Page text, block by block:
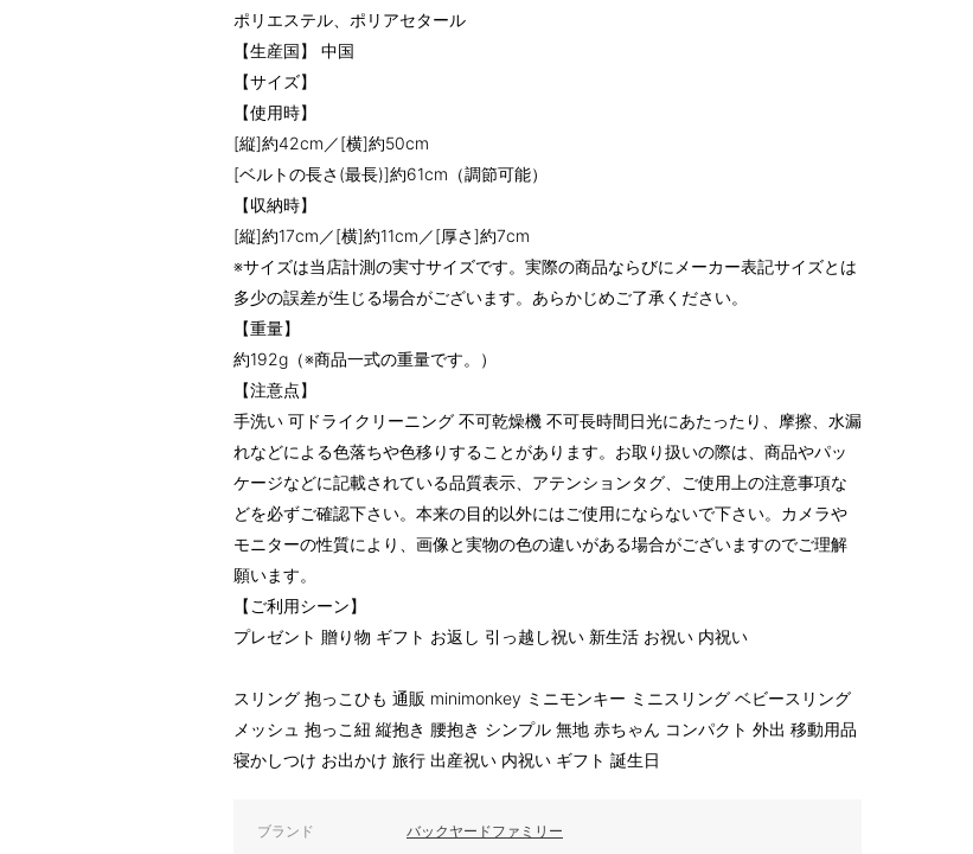
ポリエステル、ポリアセタール
【生産国】 中国
【サイズ】
【使用時】
[縦]約42cm／[横]約50cm
[ベルトの長さ(最長)]約61cm（調節可能）
【収納時】
[縦]約17cm／[横]約11cm／[厚さ]約7cm
※サイズは当店計測の実寸サイズです。実際の商品ならびにメーカー表記サイズとは
多少の誤差が生じる場合がございます。あらかじめご了承ください。
【重量】
約192g（※商品一式の重量です。）
【注意点】
手洗い 可ドライクリーニング 不可乾燥機 不可長時間日光にあたったり、摩擦、水漏
れなどによる色落ちや色移りすることがあります。お取り扱いの際は、商品やパッ
ケージなどに記載されている品質表示、アテンションタグ、ご使用上の注意事項な
どを必ずご確認下さい。本来の目的以外にはご使用にならないで下さい。カメラや
モニターの性質により、画像と実物の色の違いがある場合がございますのでご理解
願います。
【ご利用シーン】
プレゼント 贈り物 ギフト お返し 引っ越し祝い 新生活 お祝い 内祝い
スリング 抱っこひも 通販 minimonkey ミニモンキー ミニスリング ベビースリング
メッシュ 抱っこ紐 縦抱き 腰抱き シンプル 無地 赤ちゃん コンパクト 外出 移動用品
寝かしつけ お出かけ 旅行 出産祝い 内祝い ギフト 誕生日
ブランド バックヤードファミリー